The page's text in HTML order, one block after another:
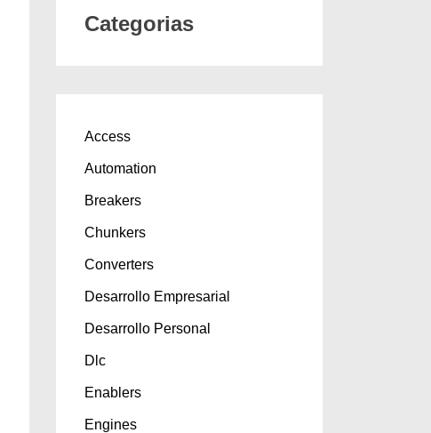
Categorias
Access
Automation
Breakers
Chunkers
Converters
Desarrollo Empresarial
Desarrollo Personal
Dlc
Enablers
Engines